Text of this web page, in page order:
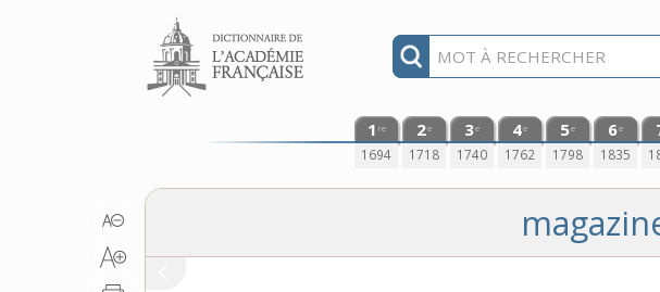
Aller au contenu
1 re
1694
2e
1718
3e
1740
4e
1762
5e
1798
6e
1835